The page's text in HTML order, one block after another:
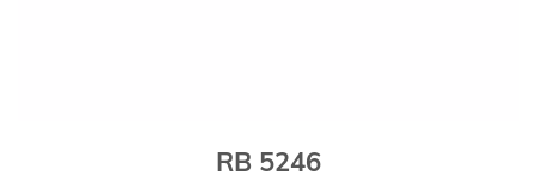
RB 5246